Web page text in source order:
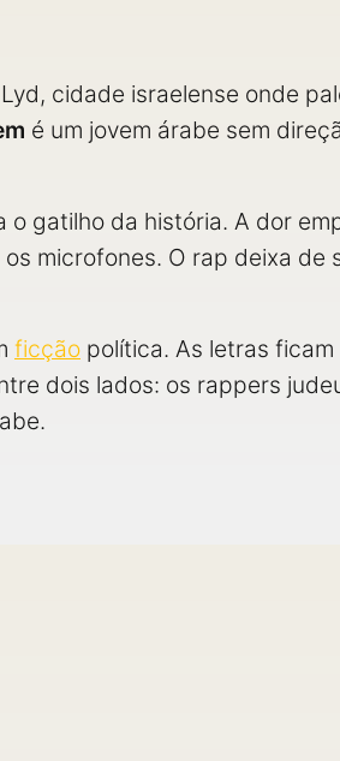
cidade israelense onde
é um jovem árabe sem
gatilho da história. A dor
microfones. O rap deixa de
ficção política. As letras
dois lados: os rappers